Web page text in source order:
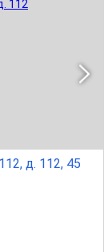
д. 112, 45